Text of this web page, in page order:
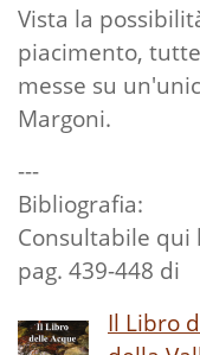
Vista la
piacimento,
messe su
Margoni.
---
Bibliografia:
Consultabile qui
pag. 439-448 di
Il Libro